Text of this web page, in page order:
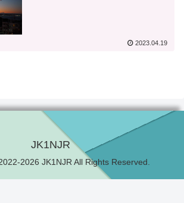
2023.04.19
JK1NJR
2026 JK1NJR All Rights Reserved.